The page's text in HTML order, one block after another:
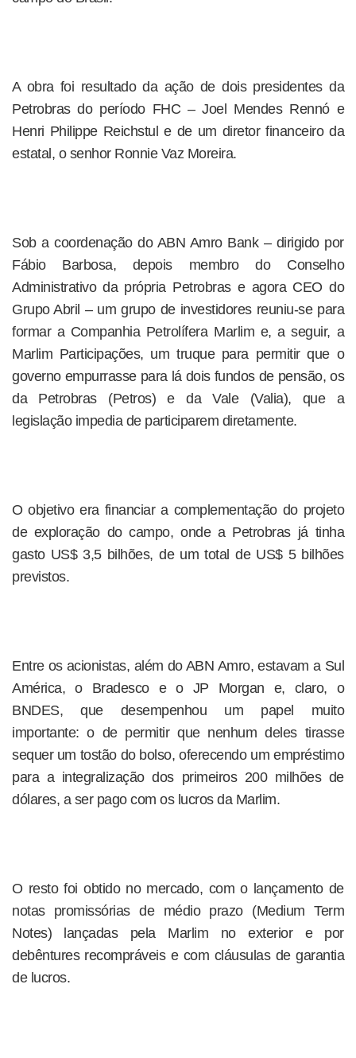
A obra foi resultado da ação de dois presidentes da
Petrobras do período FHC – Joel Mendes Rennó e
Henri Philippe Reichstul e de um diretor financeiro da
estatal, o senhor Ronnie Vaz Moreira.
Sob a coordenação do ABN Amro Bank – dirigido por
Fábio Barbosa, depois membro do Conselho
Administrativo da própria Petrobras e agora CEO do
Grupo Abril – um grupo de investidores reuniu-se para
formar a Companhia Petrolífera Marlim e, a seguir, a
Marlim Participações, um truque para permitir que o
governo empurrasse para lá dois fundos de pensão, os
da Petrobras (Petros) e da Vale (Valia), que a
legislação impedia de participarem diretamente.
O objetivo era financiar a complementação do projeto
de exploração do campo, onde a Petrobras já tinha
gasto US$ 3,5 bilhões, de um total de US$ 5 bilhões
previstos.
Entre os acionistas, além do ABN Amro, estavam a Sul
América, o Bradesco e o JP Morgan e, claro, o
BNDES, que desempenhou um papel muito
importante: o de permitir que nenhum deles tirasse
sequer um tostão do bolso, oferecendo um empréstimo
para a integralização dos primeiros 200 milhões de
dólares, a ser pago com os lucros da Marlim.
O resto foi obtido no mercado, com o lançamento de
notas promissórias de médio prazo (Medium Term
Notes) lançadas pela Marlim no exterior e por
debêntures recompráveis e com cláusulas de garantia
de lucros.